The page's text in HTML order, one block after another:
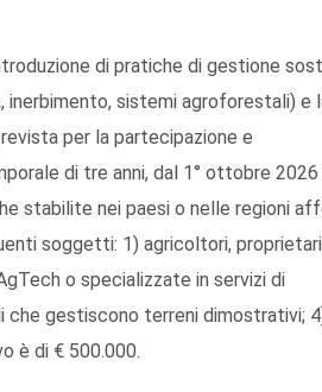
di pratiche di gestione
sistemi agroforestali) e
per la partecipazione e
di tre anni, dal 1° ottobre 2026
stabilite nei paesi o nelle regioni
soggetti: 1) agricoltori, proprietari
o specializzate in servizi di
gestiscono terreni dimostrativi;
è di € 500.000.